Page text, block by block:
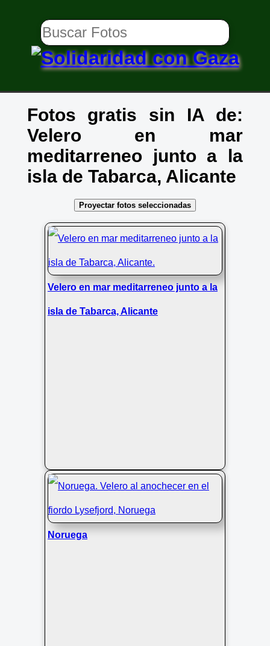
Fotos gratis sin IA de:
Velero en mar
meditarreneo junto a la
isla de Tabarca, Alicante
Proyectar fotos seleccionadas
Velero en mar meditarreneo junto a la
isla de Tabarca, Alicante
Noruega